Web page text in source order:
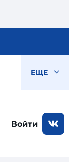
ЕЩЕ
Войти